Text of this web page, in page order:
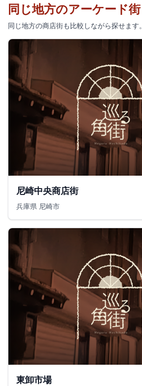
同じ地方のアーケード街
同じ地方の商店街も比較しながら探せます。
尼崎中央商店街
兵庫県 尼崎市
東卸市場